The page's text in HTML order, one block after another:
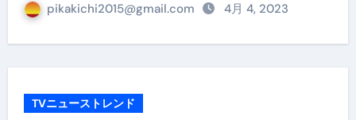
pikakichi2015@gmail.com 4月 4, 2023
TVニューストレンド